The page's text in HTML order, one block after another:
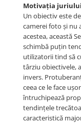
Motivația juriului
Un obiectiv este
camerei foto și nu
acestea, această
schimbă puțin
utilizatorii tind să
târziu obiectivele,
invers.
ceea ce le face
întruchipează
tendințele
caracteristică